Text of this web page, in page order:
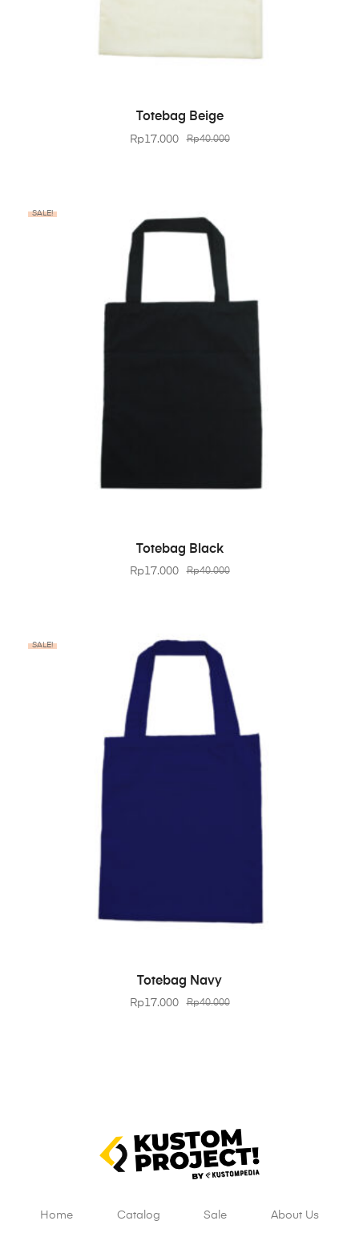
BELI PRODUK
Totebag Beige
Rp40.000
Rp17.000
SALE!
BELI PRODUK
Totebag Black
Rp40.000
Rp17.000
SALE!
BELI PRODUK
Totebag Navy
Rp40.000
Rp17.000
Home Catalog Sale About Us